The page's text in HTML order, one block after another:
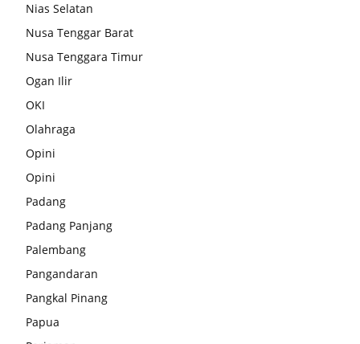
Nias Selatan
Nusa Tenggar Barat
Nusa Tenggara Timur
Ogan Ilir
OKI
Olahraga
Opini
Opini
Padang
Padang Panjang
Palembang
Pangandaran
Pangkal Pinang
Papua